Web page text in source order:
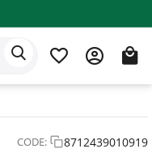
CODE: 8712439010919